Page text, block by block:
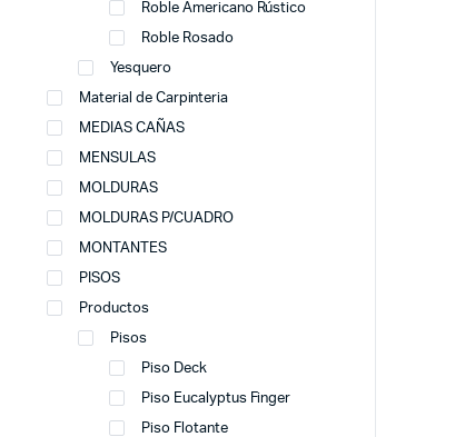
Roble Americano Rústico
Roble Rosado
Yesquero
Material de Carpinteria
MEDIAS CAÑAS
MENSULAS
MOLDURAS
MOLDURAS P/CUADRO
MONTANTES
PISOS
Productos
Pisos
Piso Deck
Piso Eucalyptus Finger
Piso Flotante